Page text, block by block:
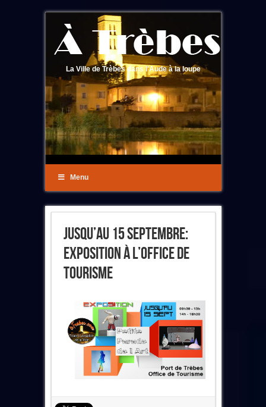
La Ville de Trèbes dans l'Aude à la loupe
Menu
Jusqu’au 15 Septembre:
Exposition À L’Office De
Tourisme